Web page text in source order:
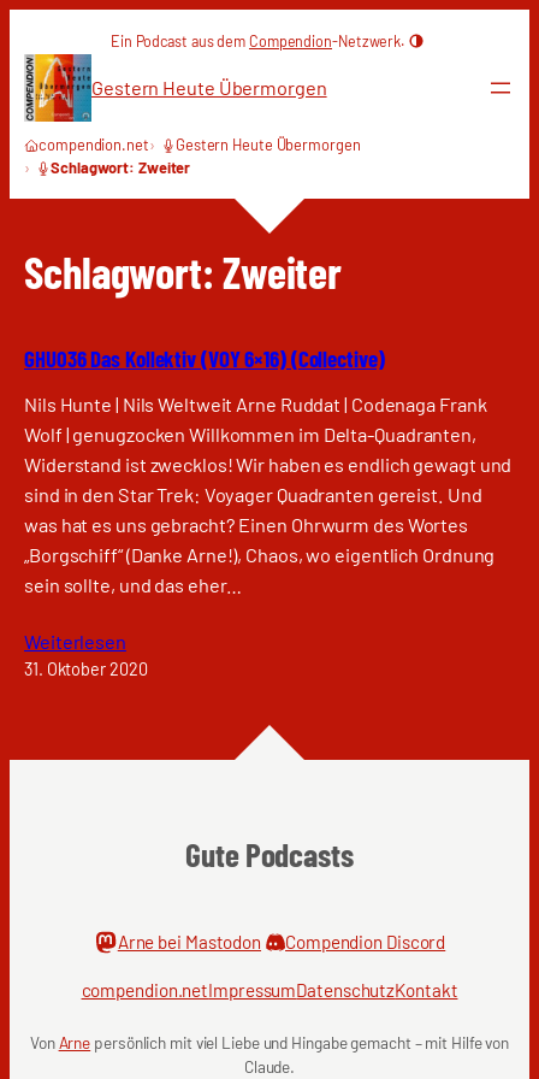
Inhalt
springen
Ein Podcast aus dem Compendion-Netzwerk.
Gestern Heute Übermorgen
compendion.net
Gestern Heute Übermorgen
Schlagwort: Zweiter
Schlagwort: Zweiter
GHU036 Das Kollektiv (VOY 6×16) (Collective)
Nils Hunte | Nils Weltweit Arne Ruddat | Codenaga Frank
Wolf | genugzocken Willkommen im Delta-Quadranten,
Widerstand ist zwecklos! Wir haben es endlich gewagt und
sind in den Star Trek: Voyager Quadranten gereist. Und
was hat es uns gebracht? Einen Ohrwurm des Wortes
„Borgschiff“ (Danke Arne!), Chaos, wo eigentlich Ordnung
sein sollte, und das eher…
Weiterlesen
31. Oktober 2020
Gute Podcasts
Arne bei Mastodon Compendion Discord
compendion.netImpressumDatenschutzKontakt
VonArne persönlich mit viel Liebe und Hingabe gemacht – mit Hilfe von
Claude.